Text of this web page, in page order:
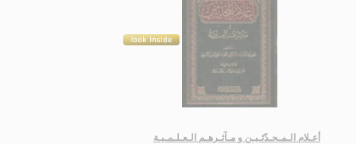
أعـلام الـمـحـدّثـيـن و مـآثـرهـم الـعـلـمـيـة